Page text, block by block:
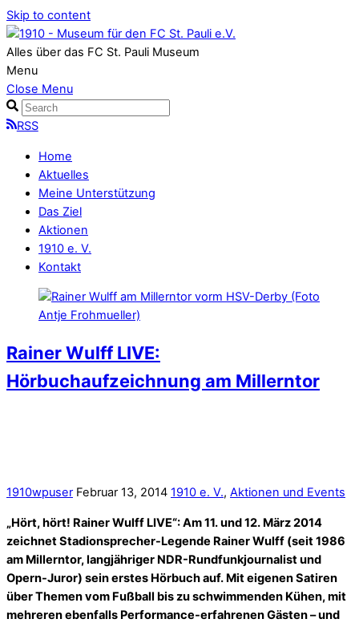
Skip to content
Alles über das FC St. Pauli Museum
Menu
Close Menu
RSS
Home
Aktuelles
Meine Unterstützung
Das Ziel
Aktionen
1910 e. V.
Kontakt
Rainer Wulff LIVE:
Hörbuchaufzeichnung am Millerntor
1910wpuser Februar 13, 2014 1910 e. V., Aktionen und Events
„Hört, hört! Rainer Wulff LIVE“: Am 11. und 12. März 2014
zeichnet Stadionsprecher-Legende Rainer Wulff (seit 1986
am Millerntor, langjähriger NDR-Rundfunkjournalist und
Opern-Juror) sein erstes Hörbuch auf. Mit eigenen Satiren
über Themen vom Fußball bis zu schwimmenden Kühen, mit
mehreren ebenfalls Performance-erfahrenen Gästen – und